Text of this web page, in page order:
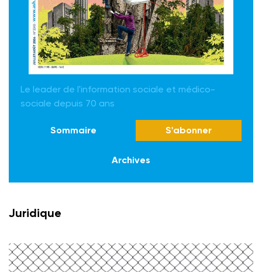
Le leader de l'information sociale et médico-
sociale depuis 70 ans
Sommaire S'abonner
Archives
Juridique